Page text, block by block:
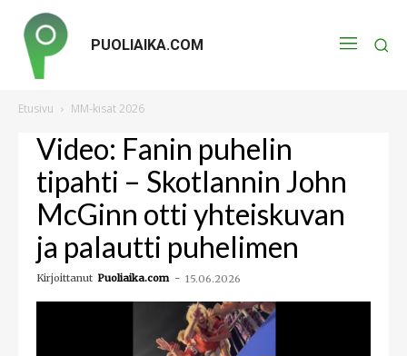
PUOLIAIKA.COM
Etusivu MM-kisat 2026
Video: Fanin puhelin
tipahti – Skotlannin John
McGinn otti yhteiskuvan
ja palautti puhelimen
Kirjoittanut Puoliaika.com - 15.06.2026